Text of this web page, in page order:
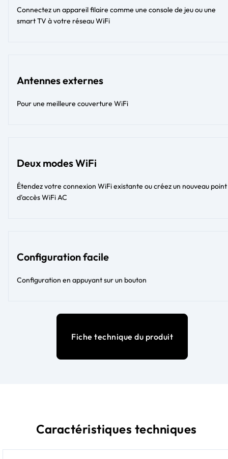
Connectez un appareil filaire comme une console de jeu ou une
smart TV à votre réseau WiFi
Antennes externes
Pour une meilleure couverture WiFi
Deux modes WiFi
Étendez votre connexion WiFi existante ou créez un nouveau point
d'accès WiFi AC
Configuration facile
Configuration en appuyant sur un bouton
Fiche technique du produit
Caractéristiques techniques